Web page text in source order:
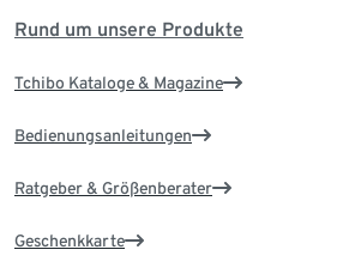
Rund um unsere Produkte
Tchibo Kataloge & Magazine
Bedienungsanleitungen
Ratgeber & Größenberater
Geschenkkarte